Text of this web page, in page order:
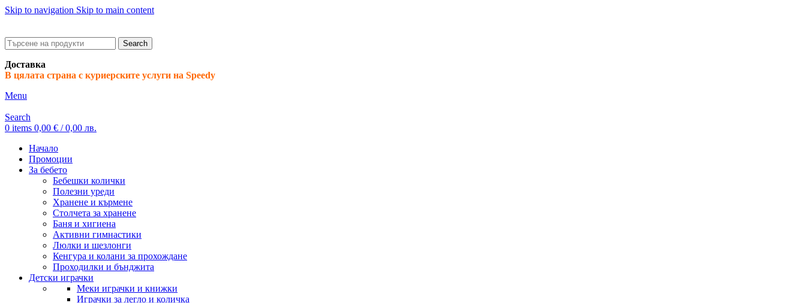
Skip to navigation Skip to main content
Search
Доставка
В цялата страна с куриерските услуги на Speedy
Menu
Search
0 items 0,00 € / 0,00 лв.
Начало
Промоции
За бебето
Бебешки колички
Полезни уреди
Хранене и кърмене
Столчета за хранене
Баня и хигиена
Активни гимнастики
Люлки и шезлонги
Кенгура и колани за прохождане
Проходилки и бънджита
Детски играчки
Меки играчки и книжки
Играчки за легло и количка